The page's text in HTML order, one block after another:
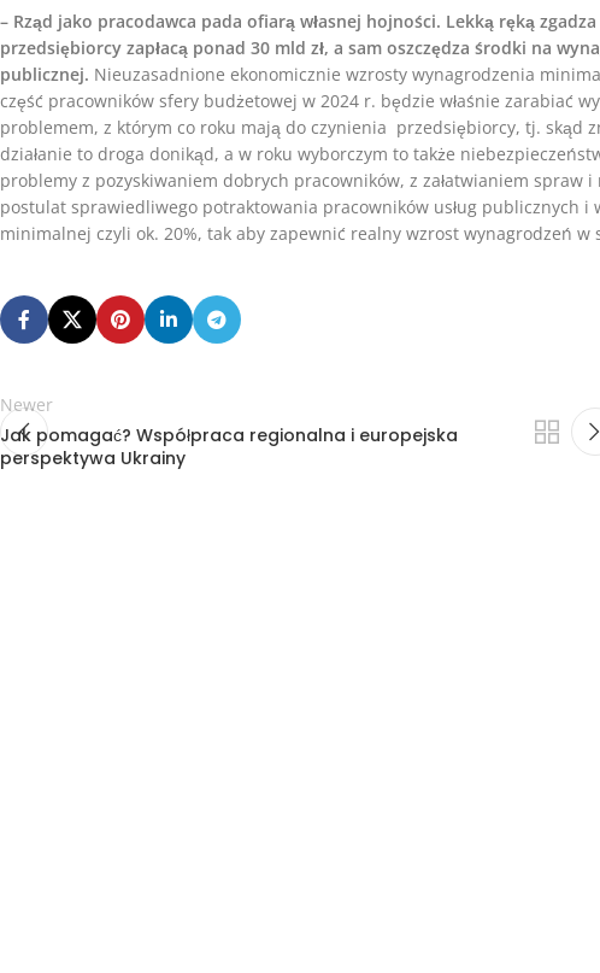
– Rząd jako pracodawca pada ofiarą własnej hojności. Lekką ręką
przedsiębiorcy zapłacą ponad 30 mld zł, a sam oszczędza środki na
publicznej. Nieuzasadnione ekonomicznie wzrosty wynagrodzenia
część pracowników sfery budżetowej w 2024 r. będzie właśnie zarabiać
problemem, z którym co roku mają do czynienia przedsiębiorcy, tj. skąd
działanie to droga donikąd, a w roku wyborczym to także
problemy z pozyskiwaniem dobrych pracowników, z załatwianiem spraw
postulat sprawiedliwego potraktowania pracowników usług publicznych
minimalnej czyli ok. 20%, tak aby zapewnić realny wzrost wynagrodzeń
Newer
Jak pomagać? Współpraca regionalna i europejska
perspektywa Ukrainy